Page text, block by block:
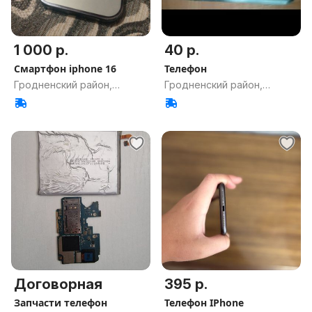
1 000 р.
Смартфон iphone 16
Гродненский район,
Гродненская обл.
40 р.
Телефон
Гродненский район,
Гродненская обл.
Договорная
Запчасти телефон
395 р.
Телефон IPhone